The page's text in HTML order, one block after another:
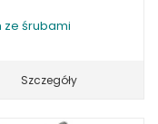
ze śrubami
Szczegóły